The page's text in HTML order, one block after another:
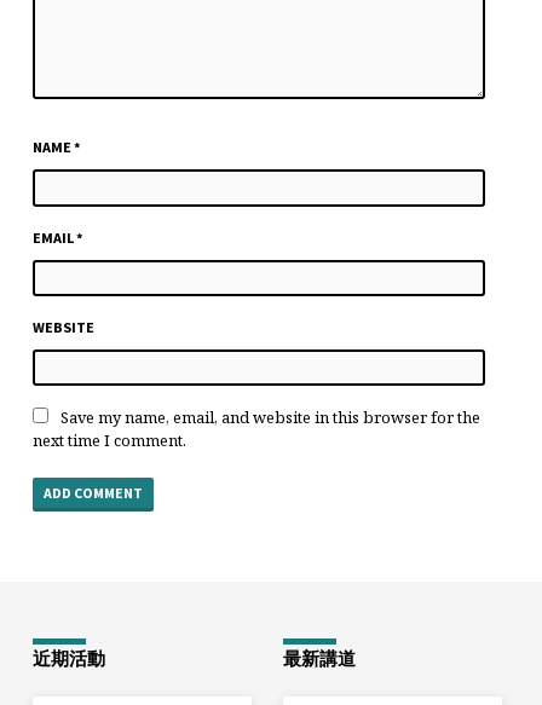
NAME*
EMAIL*
WEBSITE
Save my name, email, and website in this browser for the
next time I comment.
近期活動 最新講道